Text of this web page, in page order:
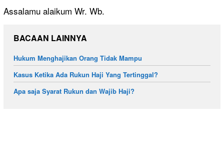
Assalamu alaikum Wr. Wb.
BACAAN LAINNYA
Hukum Menghajikan Orang Tidak Mampu
Kasus Ketika Ada Rukun Haji Yang Tertinggal?
Apa saja Syarat Rukun dan Wajib Haji?